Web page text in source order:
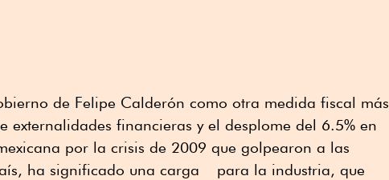
de Felipe Calderón como otra medida fiscal más
externalidades financieras y el desplome del 6.5% en
por la crisis de 2009 que golpearon a las
ha significado una carga para la industria, que